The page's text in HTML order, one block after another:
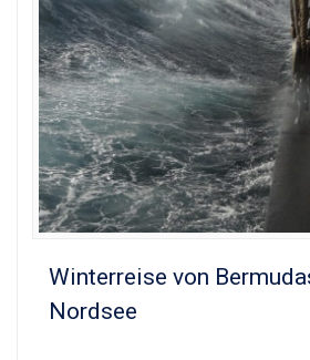
Winterreise von
Nordsee